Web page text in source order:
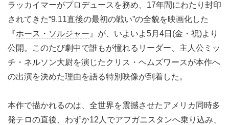
ラッカイマーがプロデュースを務め、17年間にわたり封印
されてきた“9.11直後の最初の戦い”の全貌を映画化した
『ホース・ソルジャー 』が、いよいよ5月4日(金・祝)より
公開。このたび劇中で誰もが憧れるリーダー、主人公ミッ
チ・ネルソン大尉を演じたクリス・ヘムズワースが本作へ
の出演を決めた理由を語る特別映像が到着した。
本作で描かれるのは、全世界を震撼させたアメリカ同時多
発テロの直後、わずか12人でアフガニスタンへ乗り込み、